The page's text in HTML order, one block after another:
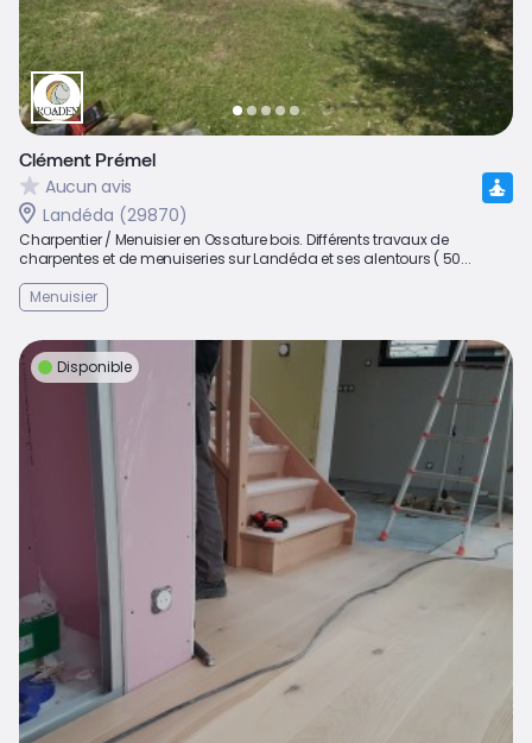
Clément Prémel
Aucun avis
Landéda (29870)
Charpentier / Menuisier en Ossature bois. Différents travaux de
charpentes et de menuiseries sur Landéda et ses alentours ( 50...
Menuisier
Disponible